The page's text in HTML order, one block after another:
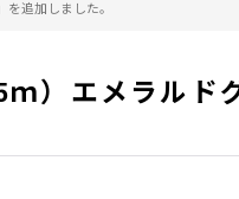
追加しました。
）エメラルド